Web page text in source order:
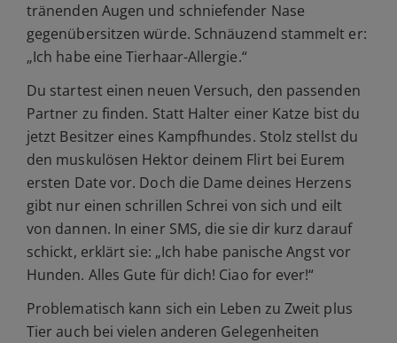
tränenden Augen und schniefender Nase
gegenübersitzen würde. Schnäuzend stammelt er:
„Ich habe eine Tierhaar-Allergie.“
Du startest einen neuen Versuch, den passenden
Partner zu finden. Statt Halter einer Katze bist du
jetzt Besitzer eines Kampfhundes. Stolz stellst du
den muskulösen Hektor deinem Flirt bei Eurem
ersten Date vor. Doch die Dame deines Herzens
gibt nur einen schrillen Schrei von sich und eilt
von dannen. In einer SMS, die sie dir kurz darauf
schickt, erklärt sie: „Ich habe panische Angst vor
Hunden. Alles Gute für dich! Ciao for ever!“
Problematisch kann sich ein Leben zu Zweit plus
Tier auch bei vielen anderen Gelegenheiten